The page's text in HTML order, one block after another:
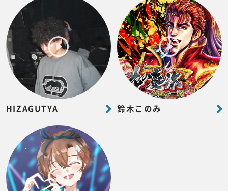
HIZAGUTYA 鈴木このみ